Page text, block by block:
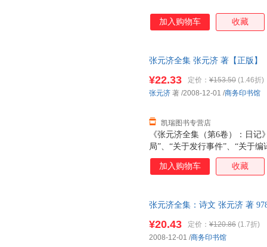
加入购物车 收藏
张元济全集 张元济 著【正版】
《张元济全集（第6卷）：日记
局”、“关于发行事件”、“关于
件”、“关于印刷事件”、“关于
馆”、“发行”、“编译”、“职员”
《张元济全集》第六、七卷收
月至10月的赴会日记。 商务印
式，每天一页，每页除月、日
¥22.33 定价： ¥153.50 (1.46折)
凯瑞图书专营店
张元济 著 /2008-12-01 /商务印书馆
加入购物车 收藏
张元济全集：诗文 张元济 著
¥20.43 定价： ¥120.86 (1.7折)
2008-12-01 /商务印书馆